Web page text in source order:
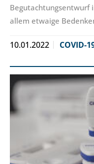
Begutachtungsentwurf
allem etwaige
10.01.2022 COVID-